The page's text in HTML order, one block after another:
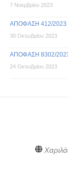
7 Νοεμβρίου 2023
ΑΠΟΦΑΣΗ 412/2023
30 Οκτωβρίου 2023
ΑΠΟΦΑΣΗ 8302/
24 Οκτωβρίου 2023